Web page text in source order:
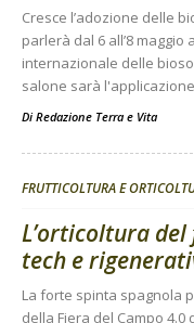
Cresce l’adozione delle
parlerà dal 6 all’8 maggio
internazionale delle
salone sarà
Di Redazione Terra e Vita
FRUTTICOLTURA E
L’orticoltura
tech e
La forte spinta spagnola
della Fiera del Campo